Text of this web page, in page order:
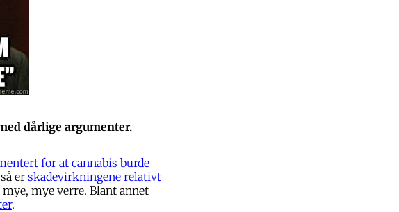
dårlige argumenter.
for at cannabis burde
er skadevirkningene relativt
mye verre. Blant annet
.